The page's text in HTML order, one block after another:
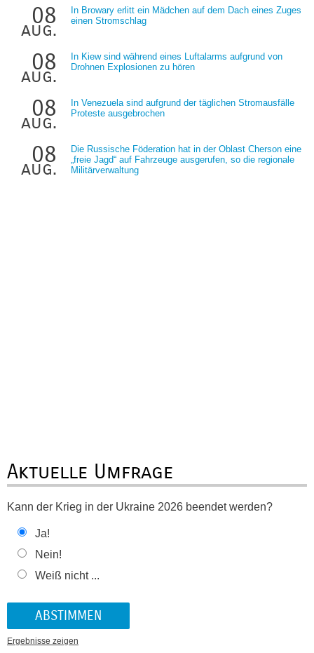
08
aug.
In Browary erlitt ein Mädchen auf dem Dach eines Zuges
einen Stromschlag
08
aug.
In Kiew sind während eines Luftalarms aufgrund von
Drohnen Explosionen zu hören
08
aug.
In Venezuela sind aufgrund der täglichen Stromausfälle
Proteste ausgebrochen
08
aug.
Die Russische Föderation hat in der Oblast Cherson eine
„freie Jagd“ auf Fahrzeuge ausgerufen, so die regionale
Militärverwaltung
Aktuelle Umfrage
Kann der Krieg in der Ukraine 2026 beendet werden?
Ja!
Nein!
Weiß nicht ...
Ergebnisse zeigen